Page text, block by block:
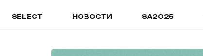
SELECT НОВОСТИ SA2025